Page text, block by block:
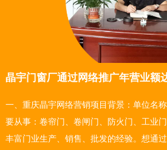
晶宇门窗厂通过网络推广年营业额
一、重庆晶宇网络营销项目背景：单位名
要从事：卷帘门、卷闸门、防火门、工业
丰富门业生产、销售、批发的经验。想通